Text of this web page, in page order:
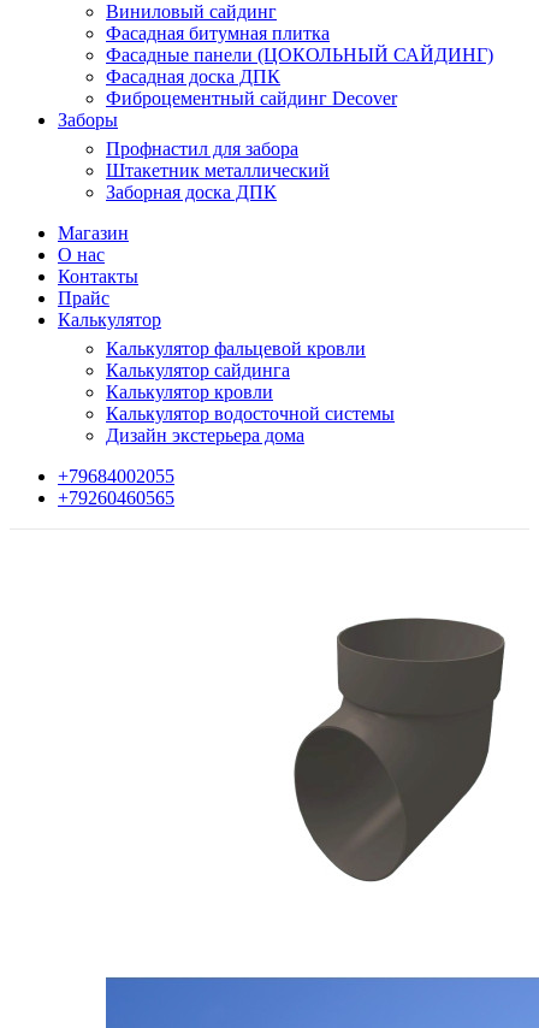
Виниловый сайдинг
Фасадная битумная плитка
Фасадные панели (ЦОКОЛЬНЫЙ САЙДИНГ)
Фасадная доска ДПК
Фиброцементный сайдинг Decover
Заборы
Профнастил для забора
Штакетник металлический
Заборная доска ДПК
Магазин
О нас
Контакты
Прайс
Калькулятор
Калькулятор фальцевой кровли
Калькулятор сайдинга
Калькулятор кровли
Калькулятор водосточной системы
Дизайн экстерьера дома
+79684002055
+79260460565